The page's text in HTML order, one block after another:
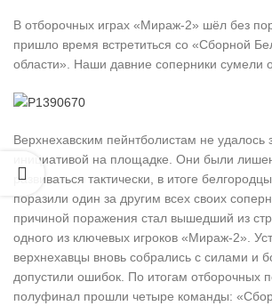
В отборочных играх «Мираж-2» шёл без
пришло время встретиться со «Сборной
области». Наши давние соперники сумели
Верхнехавским пейнтболистам не удалось
инициативой на площадке. Они были
развиваться тактически, в итоге
поразили один за другим всех своих
причиной поражения стал вышедший из
одного из ключевых игроков «Мираж-2».
верхнехавцы вновь собрались с силами и
допустили ошибок. По итогам отборочных
полуфинал прошли четыре команды: